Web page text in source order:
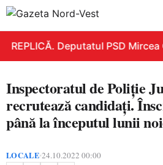
REPLICĂ. Deputatul PSD
Inspectoratul de Poliţie
recrutează candidați.
până la începutul lunii
LOCALE•24.10.2022 00:00